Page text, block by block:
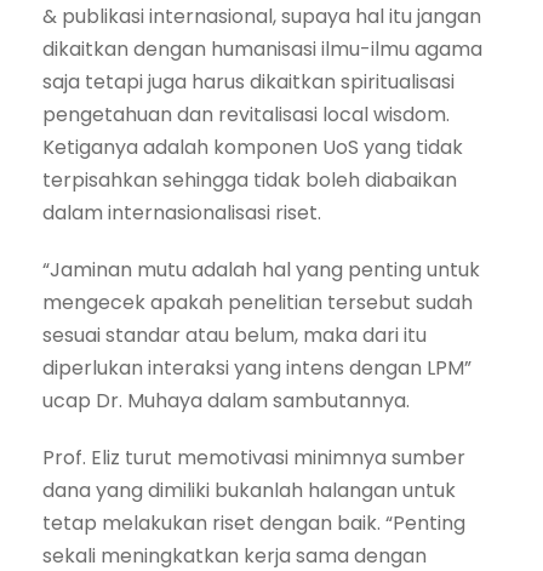
& publikasi internasional, supaya hal itu jangan
dikaitkan dengan humanisasi ilmu-ilmu agama
saja tetapi juga harus dikaitkan spiritualisasi
pengetahuan dan revitalisasi local wisdom.
Ketiganya adalah komponen UoS yang tidak
terpisahkan sehingga tidak boleh diabaikan
dalam internasionalisasi riset.
“Jaminan mutu adalah hal yang penting untuk
mengecek apakah penelitian tersebut sudah
sesuai standar atau belum, maka dari itu
diperlukan interaksi yang intens dengan LPM”
ucap Dr. Muhaya dalam sambutannya.
Prof. Eliz turut memotivasi minimnya sumber
dana yang dimiliki bukanlah halangan untuk
tetap melakukan riset dengan baik. “Penting
sekali meningkatkan kerja sama dengan